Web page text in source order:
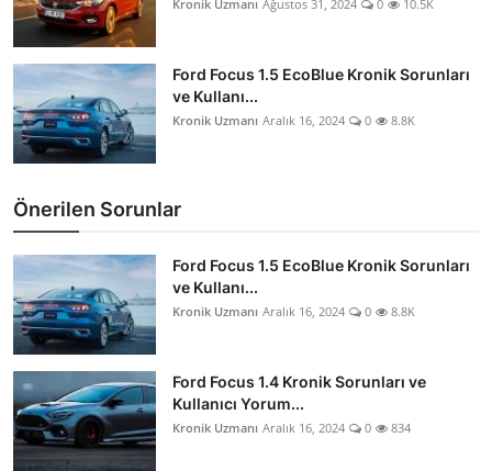
Kronik Uzmanı Ağustos 31, 2024 0 10.5K
Ford Focus 1.5 EcoBlue Kronik Sorunları
ve Kullanı...
Kronik Uzmanı Aralık 16, 2024 0 8.8K
Önerilen Sorunlar
Ford Focus 1.5 EcoBlue Kronik Sorunları
ve Kullanı...
Kronik Uzmanı Aralık 16, 2024 0 8.8K
Ford Focus 1.4 Kronik Sorunları ve
Kullanıcı Yorum...
Kronik Uzmanı Aralık 16, 2024 0 834